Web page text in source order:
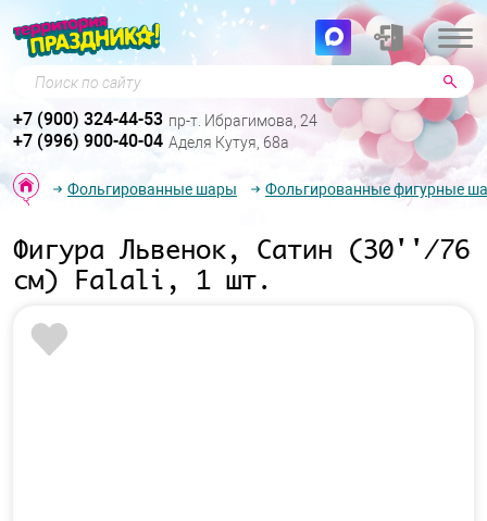
Поиск по сайту
+7 (900) 324-44-53 пр-т. Ибрагимова, 24
+7 (996) 900-40-04 Аделя Кутуя, 68а
Фольгированные шары Фольгированные фигурные
Фигура Львенок, Сатин (30''/76
см) Falali, 1 шт.